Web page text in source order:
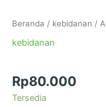
Beranda / kebidanan /
kebidanan
Rp80.000
Tersedia